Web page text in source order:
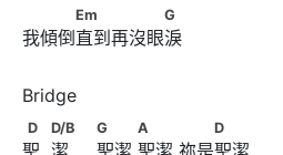
Em　　　　　G
Em G
我傾倒直到再沒眼淚
D　            D/B　
D D/B G A D